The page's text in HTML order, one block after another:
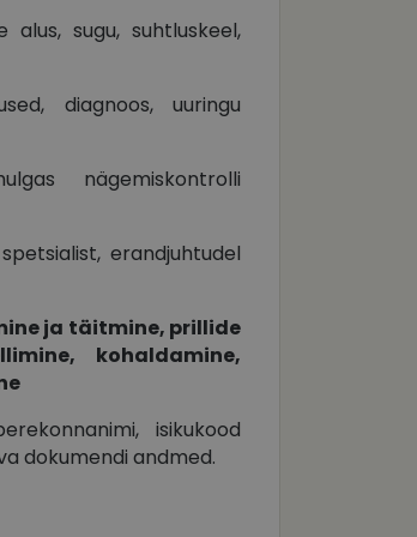
alus, sugu, suhtluskeel,
diagnoos, uuringu
nägemiskontrolli
erandjuhtudel
ja täitmine, prillide
kohaldamine,
isikukood
dokumendi andmed.